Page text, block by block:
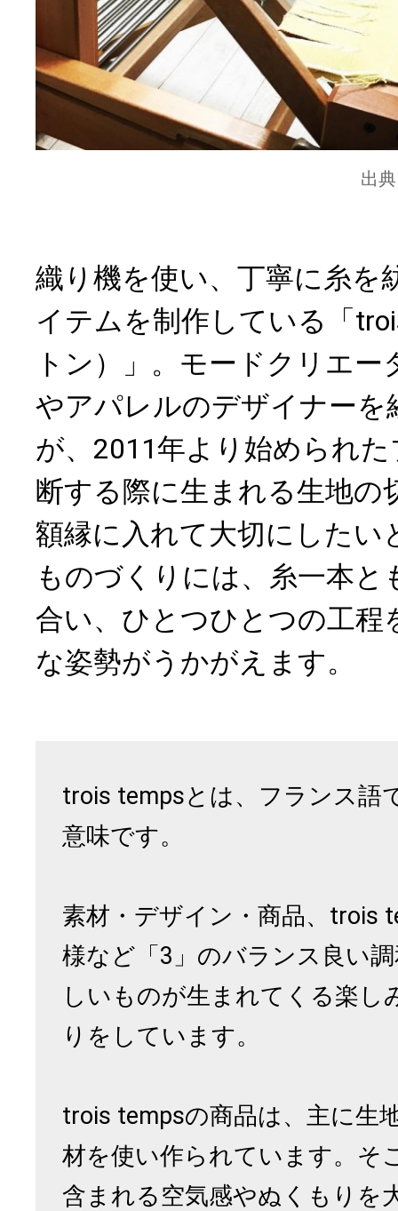
出
織り機を使い、丁寧に糸を
イテムを制作している「
トン）」。モードクリエ
やアパレルのデザイナーを
が、2011年より始められ
断する際に生まれる生地の
額縁に入れて大切にしたい
ものづくりには、糸一本
合い、ひとつひとつの工程
な姿勢がうかがえます。
trois tempsとは、フランス語
意味です。
素材・デザイン・商品、trois
様など「3」のバランス良い
しいものが生まれてくる楽し
りをしています。
trois tempsの商品は、主に生
材を使い作られています。そ
含まれる空気感やぬくもりを